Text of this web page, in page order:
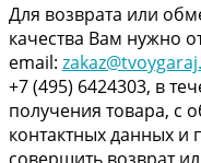
Для возврата или
качества Вам нужно
email:
+7 (495) 6424303, в
получения товара, с
контактных данных и